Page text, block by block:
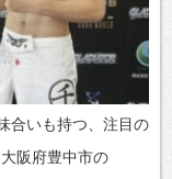
合いも持つ、注目の
阪府豊中市の